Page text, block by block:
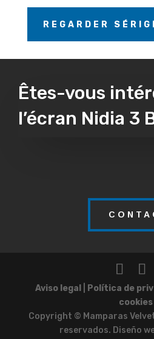
REGARDER
Êtes-vous
l’écran Nidia 3
Aviso legal Política de
cookies
Copyright © Mamparas
reservados. Diseño